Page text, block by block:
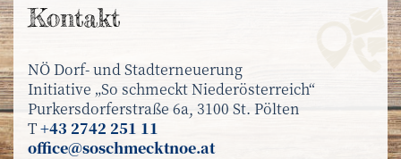
Kontakt
NÖ Dorf- und Stadterneuerung
Initiative „So schmeckt Niederösterreich“
Purkersdorferstraße 6a, 3100 St. Pölten
T+43 2742 251 11
office@soschmecktnoe.at